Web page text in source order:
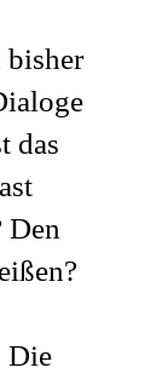
bisher
das
Den
Die